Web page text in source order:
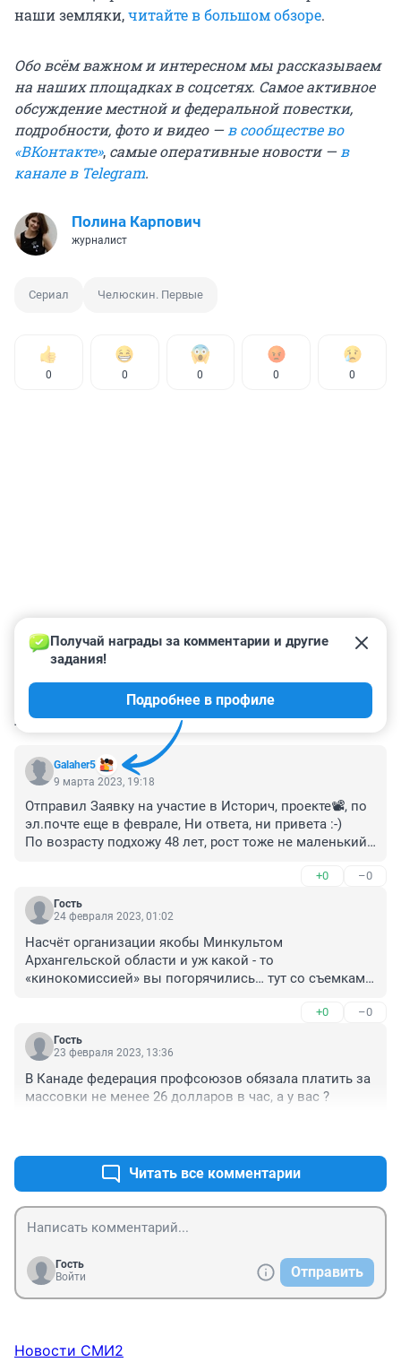
наши земляки,читайте в большом обзоре.
Обо всём важном и интересном мы рассказываем
на наших площадках в соцсетях. Самое активное
обсуждение местной и федеральной повестки,
подробности, фото и видео —в сообществе во
«ВКонтакте», самые оперативные новости —в
канале в Telegram.
Полина Карпович
журналист
Сериал Челюскин. Первые
0 0 0 0 0
КОММЕНТАРИИ 15
Galaher5
Получай награды за комментарии и другие
задания!
Подробнее в профиле
9 марта 2023, 19:18
Отправил Заявку на участие в Историч, проекте📽, по
эл.почте еще в феврале, Ни ответа, ни привета :-)
По возрасту подхожу 48 лет, рост тоже не маленький,
пригласили! Нужны думаю Бородатые такие грозные
Поморцы 👮
+0 –0
Гость
24 февраля 2023, 01:02
Насчёт организации якобы Минкультом
Архангельской области и уж какой - то
«кинокомиссией» вы погорячились… тут со съемками
+0 –0
Гость
23 февраля 2023, 13:36
В Канаде федерация профсоюзов обязала платить за
массовки не менее 26 долларов в час, а у вас ?
Читать все комментарии
Гость
Войти
Отправить
Новости СМИ2